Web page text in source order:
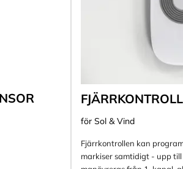
för Sol & Vind
Fjärrkontrollen kan
markiser samtidigt - upp